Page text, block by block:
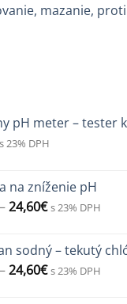
mazanie,
pH meter – tester
s 23% DPH
na zníženie pH
24,60€ s 23% DPH
sodný – tekutý
24,60€ s 23% DPH